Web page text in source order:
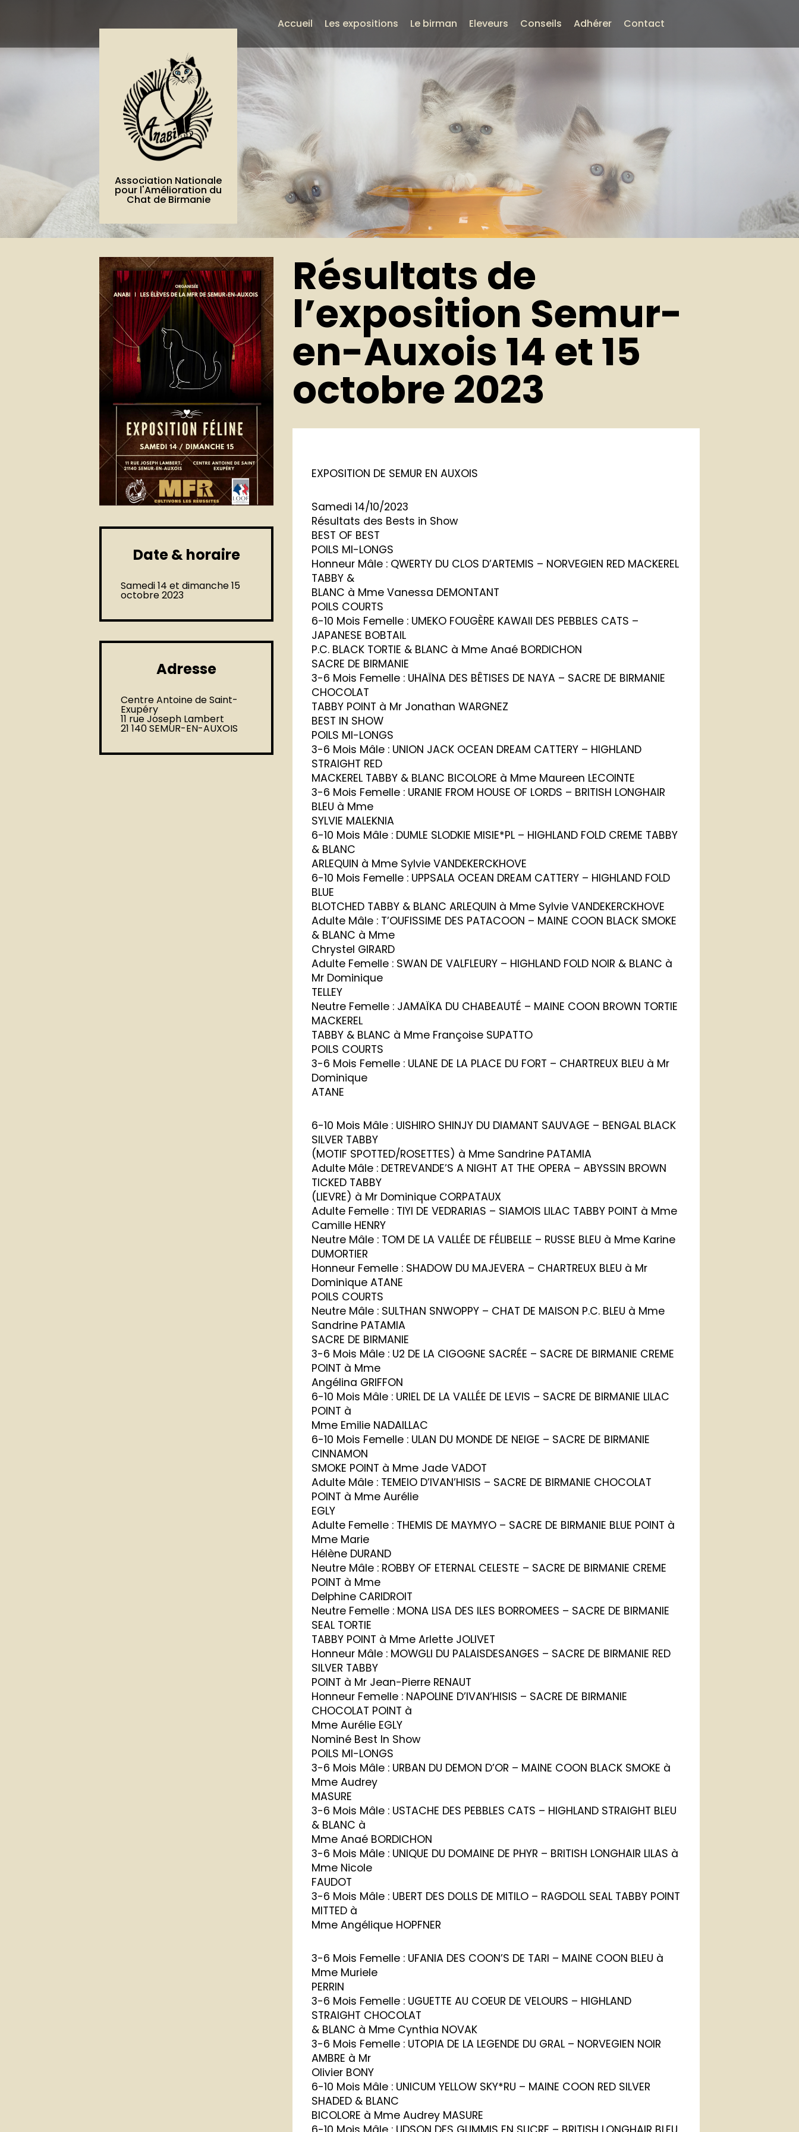
Association Nationale
pour l'Amélioration du
Chat de Birmanie
Accueil Les expositions Le birman Eleveurs Conseils Adhérer Contact
Date & horaire
Samedi 14 et dimanche 15
octobre 2023
Adresse
Centre Antoine de Saint-
Exupéry
11 rue Joseph Lambert
21 140 SEMUR-EN-AUXOIS
Résultats de
l’exposition Semur-
en-Auxois 14 et 15
octobre 2023
EXPOSITION DE SEMUR EN AUXOIS
Samedi 14/10/2023
Résultats des Bests in Show
BEST OF BEST
POILS MI-LONGS
Honneur Mâle : QWERTY DU CLOS D’ARTEMIS – NORVEGIEN RED MACKEREL
TABBY &
BLANC à Mme Vanessa DEMONTANT
POILS COURTS
6-10 Mois Femelle : UMEKO FOUGÈRE KAWAII DES PEBBLES CATS –
JAPANESE BOBTAIL
P.C. BLACK TORTIE & BLANC à Mme Anaé BORDICHON
SACRE DE BIRMANIE
3-6 Mois Femelle : UHAÏNA DES BÊTISES DE NAYA – SACRE DE BIRMANIE
CHOCOLAT
TABBY POINT à Mr Jonathan WARGNEZ
BEST IN SHOW
POILS MI-LONGS
3-6 Mois Mâle : UNION JACK OCEAN DREAM CATTERY – HIGHLAND
STRAIGHT RED
MACKEREL TABBY & BLANC BICOLORE à Mme Maureen LECOINTE
3-6 Mois Femelle : URANIE FROM HOUSE OF LORDS – BRITISH LONGHAIR
BLEU à Mme
SYLVIE MALEKNIA
6-10 Mois Mâle : DUMLE SLODKIE MISIE*PL – HIGHLAND FOLD CREME TABBY
& BLANC
ARLEQUIN à Mme Sylvie VANDEKERCKHOVE
6-10 Mois Femelle : UPPSALA OCEAN DREAM CATTERY – HIGHLAND FOLD
BLUE
BLOTCHED TABBY & BLANC ARLEQUIN à Mme Sylvie VANDEKERCKHOVE
Adulte Mâle : T’OUFISSIME DES PATACOON – MAINE COON BLACK SMOKE
& BLANC à Mme
Chrystel GIRARD
Adulte Femelle : SWAN DE VALFLEURY – HIGHLAND FOLD NOIR & BLANC à
Mr Dominique
TELLEY
Neutre Femelle : JAMAÏKA DU CHABEAUTÉ – MAINE COON BROWN TORTIE
MACKEREL
TABBY & BLANC à Mme Françoise SUPATTO
POILS COURTS
3-6 Mois Femelle : ULANE DE LA PLACE DU FORT – CHARTREUX BLEU à Mr
Dominique
ATANE
6-10 Mois Mâle : UISHIRO SHINJY DU DIAMANT SAUVAGE – BENGAL BLACK
SILVER TABBY
(MOTIF SPOTTED/ROSETTES) à Mme Sandrine PATAMIA
Adulte Mâle : DETREVANDE’S A NIGHT AT THE OPERA – ABYSSIN BROWN
TICKED TABBY
(LIEVRE) à Mr Dominique CORPATAUX
Adulte Femelle : TIYI DE VEDRARIAS – SIAMOIS LILAC TABBY POINT à Mme
Camille HENRY
Neutre Mâle : TOM DE LA VALLÉE DE FÉLIBELLE – RUSSE BLEU à Mme Karine
DUMORTIER
Honneur Femelle : SHADOW DU MAJEVERA – CHARTREUX BLEU à Mr
Dominique ATANE
POILS COURTS
Neutre Mâle : SULTHAN SNWOPPY – CHAT DE MAISON P.C. BLEU à Mme
Sandrine PATAMIA
SACRE DE BIRMANIE
3-6 Mois Mâle : U2 DE LA CIGOGNE SACRÉE – SACRE DE BIRMANIE CREME
POINT à Mme
Angélina GRIFFON
6-10 Mois Mâle : URIEL DE LA VALLÉE DE LEVIS – SACRE DE BIRMANIE LILAC
POINT à
Mme Emilie NADAILLAC
6-10 Mois Femelle : ULAN DU MONDE DE NEIGE – SACRE DE BIRMANIE
CINNAMON
SMOKE POINT à Mme Jade VADOT
Adulte Mâle : TEMEIO D’IVAN’HISIS – SACRE DE BIRMANIE CHOCOLAT
POINT à Mme Aurélie
EGLY
Adulte Femelle : THEMIS DE MAYMYO – SACRE DE BIRMANIE BLUE POINT à
Mme Marie
Hélène DURAND
Neutre Mâle : ROBBY OF ETERNAL CELESTE – SACRE DE BIRMANIE CREME
POINT à Mme
Delphine CARIDROIT
Neutre Femelle : MONA LISA DES ILES BORROMEES – SACRE DE BIRMANIE
SEAL TORTIE
TABBY POINT à Mme Arlette JOLIVET
Honneur Mâle : MOWGLI DU PALAISDESANGES – SACRE DE BIRMANIE RED
SILVER TABBY
POINT à Mr Jean-Pierre RENAUT
Honneur Femelle : NAPOLINE D’IVAN’HISIS – SACRE DE BIRMANIE
CHOCOLAT POINT à
Mme Aurélie EGLY
Nominé Best In Show
POILS MI-LONGS
3-6 Mois Mâle : URBAN DU DEMON D’OR – MAINE COON BLACK SMOKE à
Mme Audrey
MASURE
3-6 Mois Mâle : USTACHE DES PEBBLES CATS – HIGHLAND STRAIGHT BLEU
& BLANC à
Mme Anaé BORDICHON
3-6 Mois Mâle : UNIQUE DU DOMAINE DE PHYR – BRITISH LONGHAIR LILAS à
Mme Nicole
FAUDOT
3-6 Mois Mâle : UBERT DES DOLLS DE MITILO – RAGDOLL SEAL TABBY POINT
MITTED à
Mme Angélique HOPFNER
3-6 Mois Femelle : UFANIA DES COON’S DE TARI – MAINE COON BLEU à
Mme Muriele
PERRIN
3-6 Mois Femelle : UGUETTE AU COEUR DE VELOURS – HIGHLAND
STRAIGHT CHOCOLAT
& BLANC à Mme Cynthia NOVAK
3-6 Mois Femelle : UTOPIA DE LA LEGENDE DU GRAL – NORVEGIEN NOIR
AMBRE à Mr
Olivier BONY
6-10 Mois Mâle : UNICUM YELLOW SKY*RU – MAINE COON RED SILVER
SHADED & BLANC
BICOLORE à Mme Audrey MASURE